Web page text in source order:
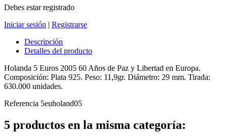
Debes estar registrado
Iniciar sesión | Registrarse
Descripción
Detalles del producto
Holanda 5 Euros 2005 60 Años de Paz y Libertad en Europa.
Composición: Plata 925. Peso: 11,9gr. Diámetro: 29 mm. Tirada:
630.000 unidades.
Referencia 5euholand05
5 productos en la misma categoría: